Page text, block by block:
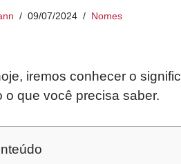
09/07/2024 Nomes
iremos conhecer o
o que você precisa saber.